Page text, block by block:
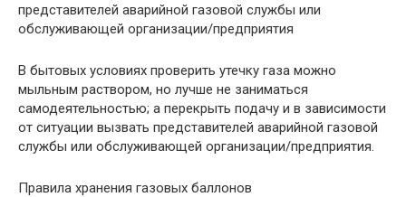
представителей аварийной газовой службы или
обслуживающей организации/предприятия
В бытовых условиях проверить утечку газа можно
мыльным раствором, но лучше не заниматься
самодеятельностью; а перекрыть подачу и в зависимости
от ситуации вызвать представителей аварийной газовой
службы или обслуживающей организации/предприятия.
Правила хранения газовых баллонов